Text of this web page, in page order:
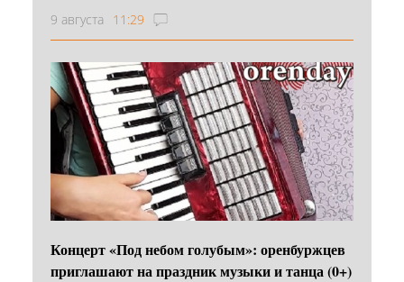
9 августа 11:29
Концерт «Под небом голубым»: оренбуржцев
приглашают на праздник музыки и танца (0+)